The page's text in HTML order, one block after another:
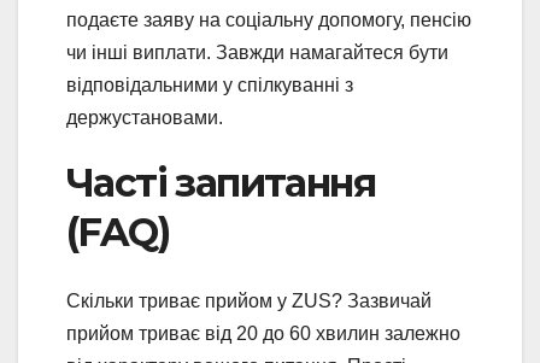
подаєте заяву на соціальну допомогу, пенсію
чи інші виплати. Завжди намагайтеся бути
відповідальними у спілкуванні з
держустановами.
Часті запитання
(FAQ)
Скільки триває прийом у ZUS? Зазвичай
прийом триває від 20 до 60 хвилин залежно